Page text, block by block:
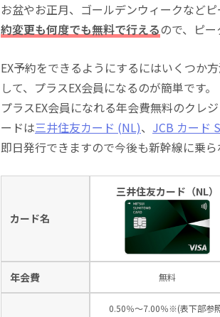
お盆やお正月、ゴールデンウィークなど
約変更も何度でも無料で行えるので、ピ
EX予約をできるようにするにはいくつか
して、プラスEX会員になるのが簡単です。
プラスEX会員になれる年会費無料のクレ
ードは三井住友カード (NL)、 JCB カード S
即日発行できますので今後も新幹線に乗
カード名
三井住友カード（NL）
年会費 無料
0.50％～7.00％※(表下部参